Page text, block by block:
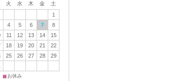
火 水 木 金
土
1
4 5 6 7
8
11 12 13 14
15
18 19 20 21
22
25 26 27 28
29
■ お休み